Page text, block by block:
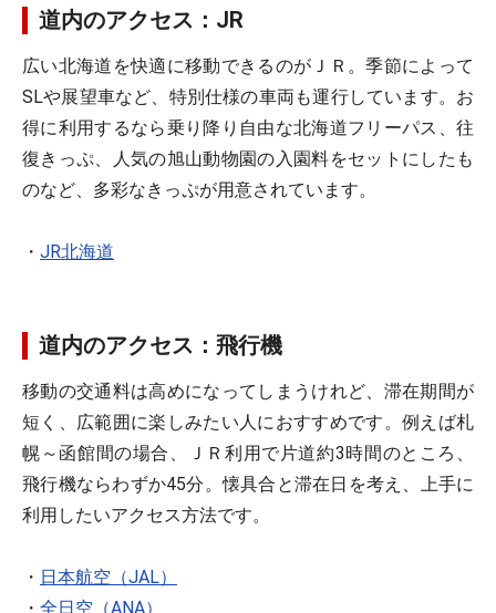
道内のアクセス：JR
広い北海道を快適に移動できるのがＪＲ。季節によって
SLや展望車など、特別仕様の車両も運行しています。お
得に利用するなら乗り降り自由な北海道フリーパス、往
復きっぷ、人気の旭山動物園の入園料をセットにしたも
のなど、多彩なきっぷが用意されています。
・ JR北海道
道内のアクセス：飛行機
移動の交通料は高めになってしまうけれど、滞在期間が
短く、広範囲に楽しみたい人におすすめです。例えば札
幌～函館間の場合、ＪＲ利用で片道約3時間のところ、
飛行機ならわずか45分。懐具合と滞在日を考え、上手に
利用したいアクセス方法です。
・ 日本航空（JAL）
・ 全日空（ANA）